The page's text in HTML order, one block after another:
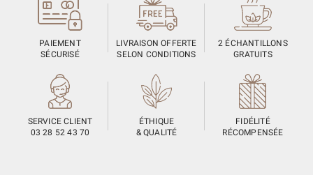
PAIEMENT
SÉCURISÉ
LIVRAISON OFFERTE
SELON CONDITIONS
2 ÉCHANTILLONS
GRATUITS
SERVICE CLIENT
03 28 52 43 70
ÉTHIQUE
& QUALITÉ
FIDÉLITÉ
RÉCOMPENSÉE